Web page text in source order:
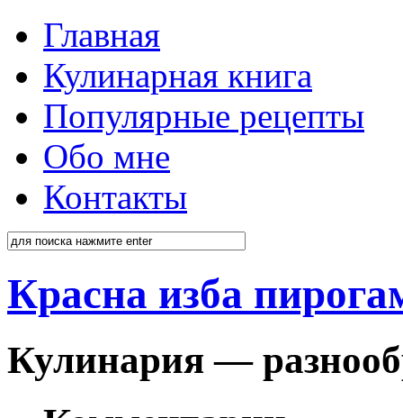
Главная
Кулинарная книга
Популярные рецепты
Обо мне
Контакты
Красна изба
Кулинария —